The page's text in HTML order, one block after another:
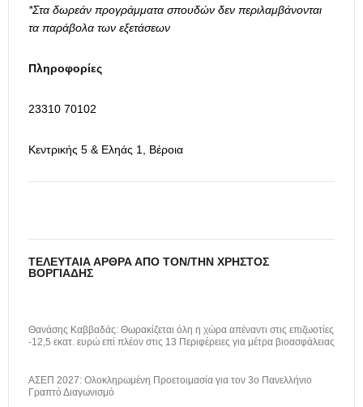
*Στα δωρεάν προγράμματα σπουδών δεν περιλαμβάνονται
τα παράβολα των εξετάσεων
Πληροφορίες
23310 70102
Κεντρικής 5 & Εληάς 1, Βέροια
ΤΕΛΕΥΤΑΊΑ ΆΡΘΡΑ ΑΠΌ ΤΟΝ/ΤΗΝ ΧΡΉΣΤΟΣ
ΒΟΡΓΙΆΔΗΣ
Θανάσης Καββαδάς: Θωρακίζεται όλη η χώρα απέναντι στις επιζωοτίες
-12,5 εκατ. ευρώ επί πλέον στις 13 Περιφέρειες για μέτρα βιοασφάλειας
ΑΣΕΠ 2027: Ολοκληρωμένη Προετοιμασία για τον 3ο Πανελλήνιο
Γραπτό Διαγωνισμό